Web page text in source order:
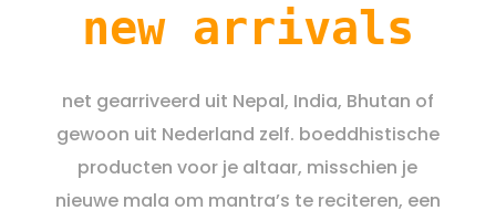
new arrivals
net gearriveerd uit Nepal, India, Bhutan of
gewoon uit Nederland zelf. boeddhistische
producten voor je altaar, misschien je
nieuwe mala om mantra’s te reciteren, een